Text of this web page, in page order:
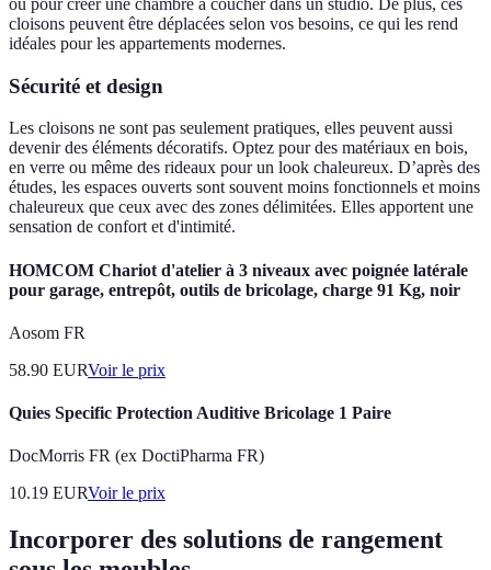
ou pour créer une chambre à coucher dans un studio. De plus, ces
cloisons peuvent être déplacées selon vos besoins, ce qui les rend
idéales pour les appartements modernes.
Sécurité et design
Les cloisons ne sont pas seulement pratiques, elles peuvent aussi
devenir des éléments décoratifs. Optez pour des matériaux en bois,
en verre ou même des rideaux pour un look chaleureux. D’après des
études, les espaces ouverts sont souvent moins fonctionnels et moins
chaleureux que ceux avec des zones délimitées. Elles apportent une
sensation de confort et d'intimité.
HOMCOM Chariot d'atelier à 3 niveaux avec poignée latérale
pour garage, entrepôt, outils de bricolage, charge 91 Kg, noir
Aosom FR
58.90 EURVoir le prix
Quies Specific Protection Auditive Bricolage 1 Paire
DocMorris FR (ex DoctiPharma FR)
10.19 EURVoir le prix
Incorporer des solutions de rangement